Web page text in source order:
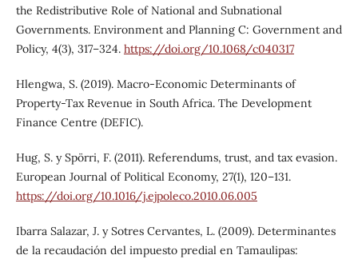
the Redistributive Role of National and Subnational
Governments. Environment and Planning C: Government and
Policy, 4(3), 317–324. https://doi.org/10.1068/c040317
Hlengwa, S. (2019). Macro-Economic Determinants of
Property-Tax Revenue in South Africa. The Development
Finance Centre (DEFIC).
Hug, S. y Spörri, F. (2011). Referendums, trust, and tax evasion.
European Journal of Political Economy, 27(1), 120–131.
https://doi.org/10.1016/j.ejpoleco.2010.06.005
Ibarra Salazar, J. y Sotres Cervantes, L. (2009). Determinantes
de la recaudación del impuesto predial en Tamaulipas: